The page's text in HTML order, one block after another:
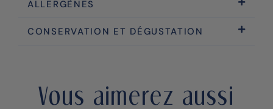
ALLERGÈNES
CONSERVATION ET DÉGUSTATION
Vous aimerez aussi